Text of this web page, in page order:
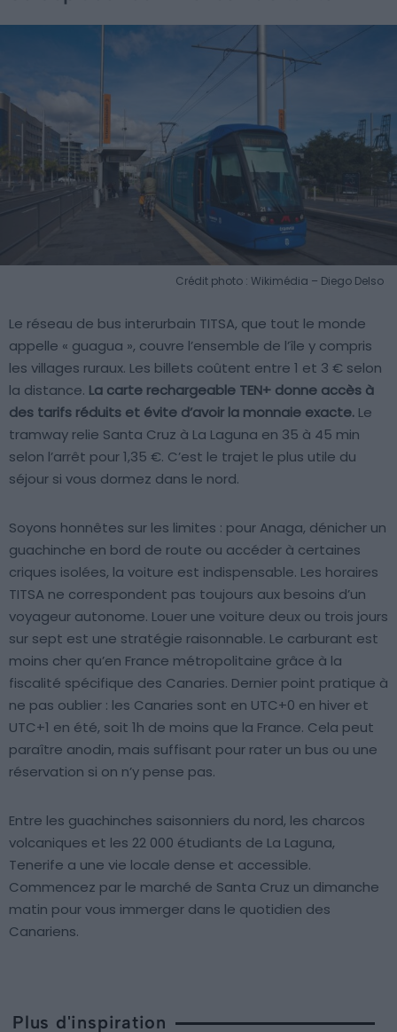
Crédit photo : Wikimédia – Diego Delso
Le réseau de bus interurbain TITSA, que tout le monde
appelle « guagua », couvre l’ensemble de l’île y compris
les villages ruraux. Les billets coûtent entre 1 et 3 € selon
la distance. La carte rechargeable TEN+ donne accès à
des tarifs réduits et évite d’avoir la monnaie exacte. Le
tramway relie Santa Cruz à La Laguna en 35 à 45 min
selon l’arrêt pour 1,35 €. C’est le trajet le plus utile du
séjour si vous dormez dans le nord.
Soyons honnêtes sur les limites : pour Anaga, dénicher un
guachinche en bord de route ou accéder à certaines
criques isolées, la voiture est indispensable. Les horaires
TITSA ne correspondent pas toujours aux besoins d’un
voyageur autonome. Louer une voiture deux ou trois jours
sur sept est une stratégie raisonnable. Le carburant est
moins cher qu’en France métropolitaine grâce à la
fiscalité spécifique des Canaries. Dernier point pratique à
ne pas oublier : les Canaries sont en UTC+0 en hiver et
UTC+1 en été, soit 1h de moins que la France. Cela peut
paraître anodin, mais suffisant pour rater un bus ou une
réservation si on n’y pense pas.
Entre les guachinches saisonniers du nord, les charcos
volcaniques et les 22 000 étudiants de La Laguna,
Tenerife a une vie locale dense et accessible.
Commencez par le marché de Santa Cruz un dimanche
matin pour vous immerger dans le quotidien des
Canariens.
Plus d'inspiration